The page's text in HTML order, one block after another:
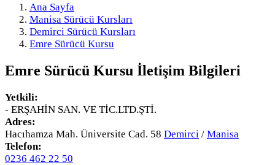
Ana Sayfa
Manisa Sürücü Kursları
Demirci Sürücü Kursları
Emre Sürücü Kursu
Emre Sürücü Kursu İletişim Bilgileri
Yetkili:
- ERŞAHİN SAN. VE TİC.LTD.ŞTİ.
Adres:
Hacıhamza Mah. Üniversite Cad. 58 Demirci / Manisa
Telefon:
0236 462 22 50